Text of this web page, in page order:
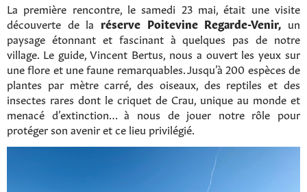
La première rencontre, le samedi 23 mai, était une visite
découverte de la réserve Poitevine Regarde-Venir, un
paysage étonnant et fascinant à quelques pas de notre
village. Le guide, Vincent Bertus, nous a ouvert les yeux sur
une flore et une faune remarquables. Jusqu’à 200 espèces de
plantes par mètre carré, des oiseaux, des reptiles et des
insectes rares dont le criquet de Crau, unique au monde et
menacé d’extinction… à nous de jouer notre rôle pour
protéger son avenir et ce lieu privilégié.